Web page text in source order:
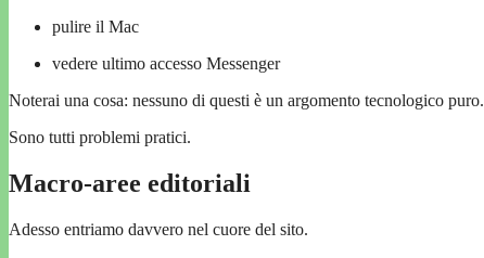
pulire il Mac
vedere ultimo accesso Messenger
Noterai una cosa: nessuno di questi è un argomento tecnologico puro.
Sono tutti problemi pratici.
Macro-aree editoriali
Adesso entriamo davvero nel cuore del sito.